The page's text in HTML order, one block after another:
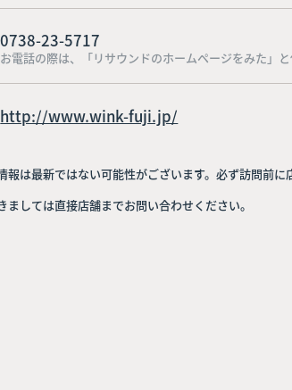
0738-23-5717
お電話の際は、「リサウンドのホームページをみた」
http://www.wink-fuji.jp/
は最新ではない可能性がございます。必ず訪問前に
しては直接店舗までお問い合わせください。